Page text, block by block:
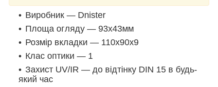
Виробник — Dnister
Площа огляду — 93х43мм
Розмір вкладки — 110х90х9
Клас оптики — 1
Захист UV/IR — до відтінку DIN 15 в будь-
який час